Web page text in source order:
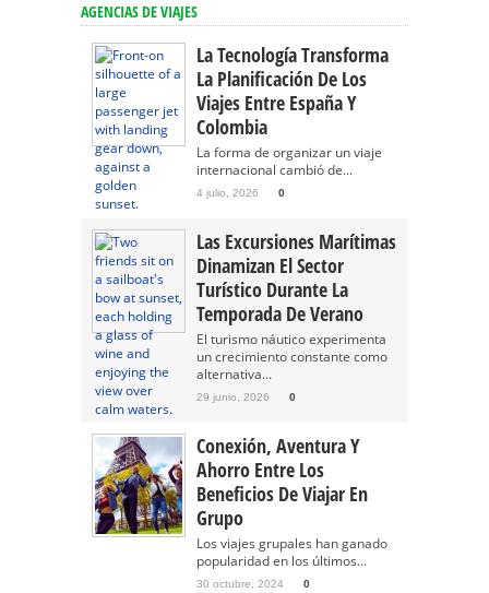
AGENCIAS DE VIAJES
La Tecnología Transforma
La Planificación De Los
Viajes Entre España Y
Colombia
La forma de organizar un viaje
internacional cambió de...
4 julio, 2026 0
Las Excursiones Marítimas
Dinamizan El Sector
Turístico Durante La
Temporada De Verano
El turismo náutico experimenta
un crecimiento constante como
alternativa...
29 junio, 2026 0
Conexión, Aventura Y
Ahorro Entre Los
Beneficios De Viajar En
Grupo
Los viajes grupales han ganado
popularidad en los últimos...
30 octubre, 2024 0